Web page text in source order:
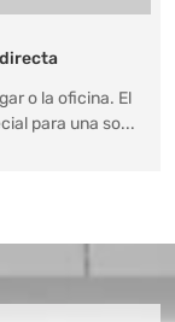
o la oficina. El
para una so...